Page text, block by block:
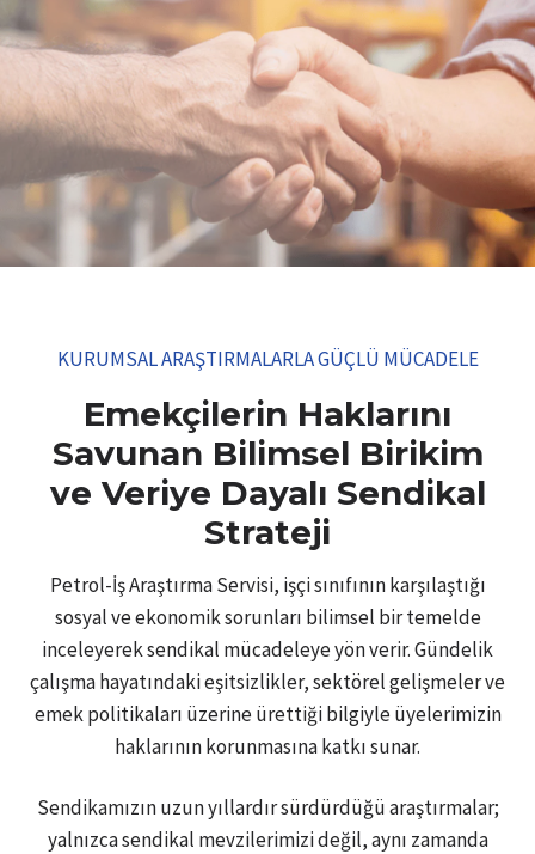
KURUMSAL ARAŞTIRMALARLA GÜÇLÜ MÜCADELE
Emekçilerin Haklarını
Savunan Bilimsel Birikim
ve Veriye Dayalı Sendikal
Strateji
Petrol-İş Araştırma Servisi, işçi sınıfının karşılaştığı
sosyal ve ekonomik sorunları bilimsel bir temelde
inceleyerek sendikal mücadeleye yön verir. Gündelik
çalışma hayatındaki eşitsizlikler, sektörel gelişmeler ve
emek politikaları üzerine ürettiği bilgiyle üyelerimizin
haklarının korunmasına katkı sunar.
Sendikamızın uzun yıllardır sürdürdüğü araştırmalar;
yalnızca sendikal mevzilerimizi değil, aynı zamanda